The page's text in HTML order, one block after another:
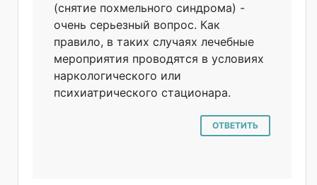
(снятие похмельного синдрома) -
очень серьезный вопрос. Как
правило, в таких случаях лечебные
мероприятия проводятся в условиях
наркологического или
психиатрического стационара.
ОТВЕТИТЬ